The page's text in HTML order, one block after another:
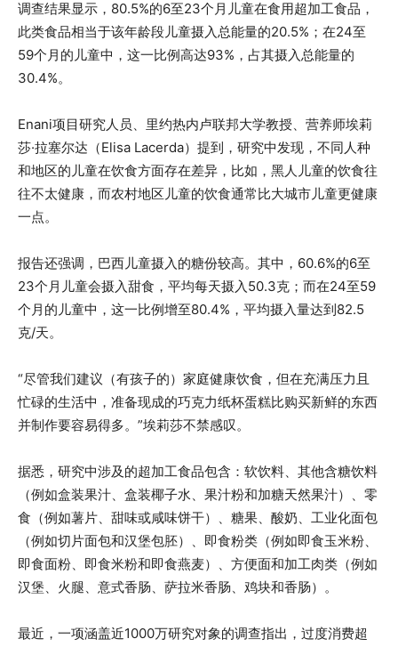
调查结果显示，80.5%的6至23个月儿童在食用超加工食品，
此类食品相当于该年龄段儿童摄入总能量的20.5%；在24至
59个月的儿童中，这一比例高达93%，占其摄入总能量的
30.4%。
Enani项目研究人员、里约热内卢联邦大学教授、营养师埃莉
莎·拉塞尔达（Elisa Lacerda）提到，研究中发现，不同人种
和地区的儿童在饮食方面存在差异，比如，黑人儿童的饮食往
往不太健康，而农村地区儿童的饮食通常比大城市儿童更健康
一点。
报告还强调，巴西儿童摄入的糖份较高。其中，60.6%的6至
23个月儿童会摄入甜食，平均每天摄入50.3克；而在24至59
个月的儿童中，这一比例增至80.4%，平均摄入量达到82.5
克/天。
“尽管我们建议（有孩子的）家庭健康饮食，但在充满压力且
忙碌的生活中，准备现成的巧克力纸杯蛋糕比购买新鲜的东西
并制作要容易得多。”埃莉莎不禁感叹。
据悉，研究中涉及的超加工食品包含：软饮料、其他含糖饮料
（例如盒装果汁、盒装椰子水、果汁粉和加糖天然果汁）、零
食（例如薯片、甜味或咸味饼干）、糖果、酸奶、工业化面包
（例如切片面包和汉堡包胚）、即食粉类（例如即食玉米粉、
即食面粉、即食米粉和即食燕麦）、方便面和加工肉类（例如
汉堡、火腿、意式香肠、萨拉米香肠、鸡块和香肠）。
最近，一项涵盖近1000万研究对象的调查指出，过度消费超